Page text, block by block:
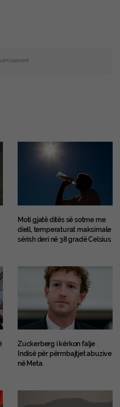
Moti gjatë ditës së sotme me
diell, temperaturat maksimale
sërish deri në 38 gradë Celsius
Zuckerberg i kërkon falje
Indisë për përmbajtjet abuzive
në Meta